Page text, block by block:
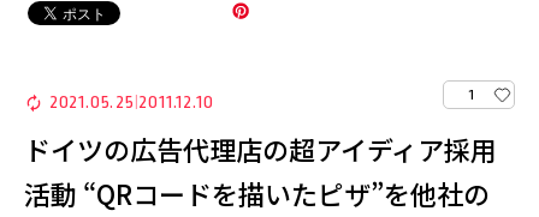
2021.05.25 2011.12.10 1
ドイツの広告代理店の超アイディア採用
活動 “QRコードを描いたピザ”を他社の